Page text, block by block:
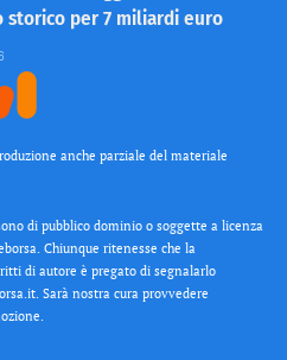
storico per 7 miliardi euro
anche parziale del materiale
di pubblico dominio o soggette a licenza
Chiunque ritenesse che la
di autore è pregato di segnalarlo
Sarà nostra cura provvedere